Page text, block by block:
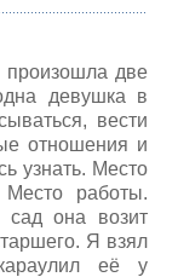
произошла две
девушка в
вести
отношения и
узнать. Место
Место работы.
сад она возит
Я взял
её у